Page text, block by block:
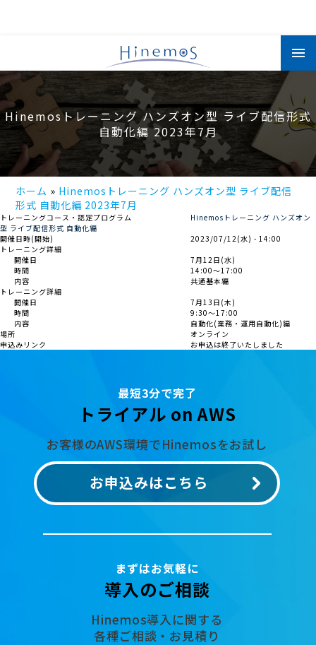
コ
ン
テ
ツHinemosトレーニング ハンズオン型 ライブ配信形式
自動化編 2023年7月
ホーム
Hinemosトレーニング ハンズオン型 ライブ配信
形式 自動化編 2023年7月
トレーニングコース・認定プログラム
Hinemosトレーニング ハンズオン
型 ライブ配信形式 自動化編
開催日時(開始)
2023/07/12(水) - 14:00
トレーニング詳細
開催日
7月12日(水)
時間
14:00～17:00
内容
共通基本編
トレーニング詳細
開催日
7月13日(木)
時間
9:30～17:00
内容
自動化(業務・運用自動化)編
場所
オンライン
申込みリンク
お申込は終了いたしました
最短3分で完了
トライアル on AWS
お客様のAWS環境でHinemosをお試し
お申込みはこちら
まずはお気軽に
導入のご相談
Hinemos導入に関する
各種ご相談・お見積り